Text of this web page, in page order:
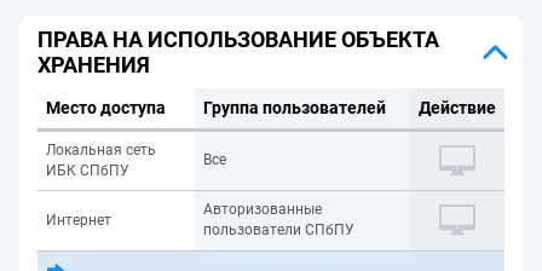
ПРАВА НА ИСПОЛЬЗОВАНИЕ ОБЪЕКТА
ХРАНЕНИЯ
Место доступа Группа пользователей Действие
Локальная сеть
ИБК СПбПУ
Все
Интернет
Авторизованные
пользователи СПбПУ